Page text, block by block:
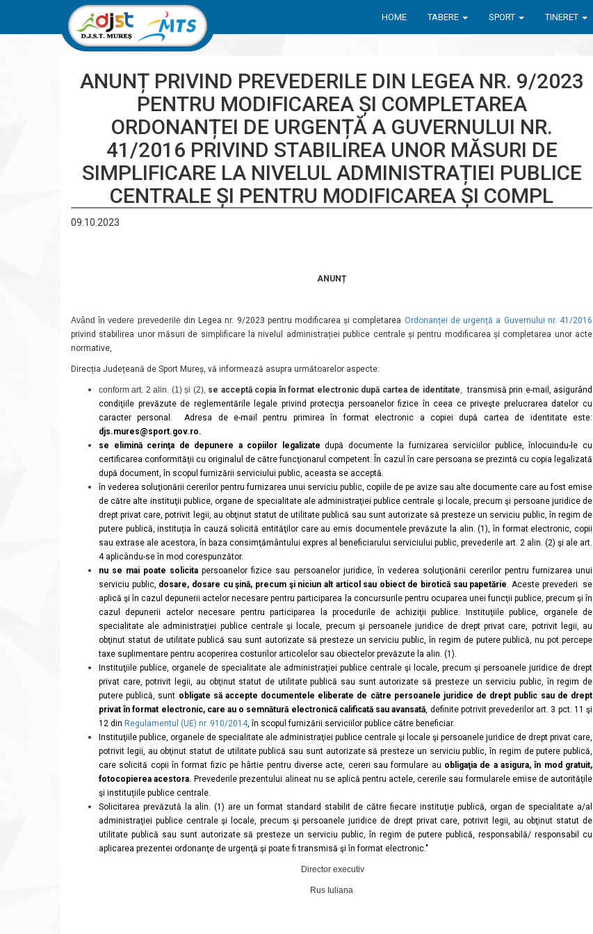
HOME TABERE SPORT TINERET
ANUNȚ PRIVIND PREVEDERILE DIN LEGEA NR. 9/2023
PENTRU MODIFICAREA ȘI COMPLETAREA
ORDONANȚEI DE URGENȚĂ A GUVERNULUI NR.
41/2016 PRIVIND STABILIREA UNOR MĂSURI DE
SIMPLIFICARE LA NIVELUL ADMINISTRAȚIEI PUBLICE
CENTRALE ȘI PENTRU MODIFICAREA ȘI COMPL
09.10.2023
ANUNȚ
Având în vedere prevederile din Legea nr. 9/2023 pentru modificarea și completarea Ordonanței de urgență a Guvernului nr. 41/2016
privind stabilirea unor măsuri de simplificare la nivelul administrației publice centrale și pentru modificarea și completarea unor acte
normative,
Direcția Județeană de Sport Mureș, vă informează asupra următoarelor aspecte:
conform art. 2 alin. (1) și (2), se acceptă copia în format electronic după cartea de identitate,transmisă prin e-mail, asigurând
condiţiile prevăzute de reglementările legale privind protecţia persoanelor fizice în ceea ce priveşte prelucrarea datelor cu
caracter personal.
Adresa de e-mail pentru primirea în format electronic a copiei după cartea de identitate este:
djs.mures@sport.gov.ro.
se elimină cerinţa de depunere a copiilor legalizate după documente la furnizarea serviciilor publice, înlocuindu-le cu
certificarea conformităţii cu originalul de către funcţionarul competent. În cazul în care persoana se prezintă cu copia legalizată
după document, în scopul furnizării serviciului public, aceasta se acceptă.
în vederea soluţionării cererilor pentru furnizarea unui serviciu public, copiile de pe avize sau alte documente care au fost emise
de către alte instituţii publice, organe de specialitate ale administraţiei publice centrale şi locale, precum şi persoane juridice de
drept privat care, potrivit legii, au obţinut statut de utilitate publică sau sunt autorizate să presteze un serviciu public, în regim de
putere publică, instituția în cauză solicită entităţilor care au emis documentele prevăzute la alin. (1), în format electronic, copii
sau extrase ale acestora, în baza consimţământului expres al beneficiarului serviciului public, prevederile art. 2 alin. (2) şi ale art.
4 aplicându-se în mod corespunzător.
nu se mai poate solicitapersoanelor fizice sau persoanelor juridice, în vederea soluţionării cererilor pentru furnizarea unui
serviciu public, dosare, dosare cu şină, precum şi niciun alt articol sau obiect de birotică sau papetărie. Aceste prevederi se
aplică şi în cazul depunerii actelor necesare pentru participarea la concursurile pentru ocuparea unei funcţii publice, precum şi în
cazul depunerii actelor necesare pentru participarea la procedurile de achiziţii publice. Instituţiile publice, organele de
specialitate ale administraţiei publice centrale şi locale, precum şi persoanele juridice de drept privat care, potrivit legii, au
obţinut statut de utilitate publică sau sunt autorizate să presteze un serviciu public, în regim de putere publică, nu pot percepe
taxe suplimentare pentru acoperirea costurilor articolelor sau obiectelor prevăzute la alin. (1).
Instituţiile publice, organele de specialitate ale administraţiei publice centrale şi locale, precum şi persoanele juridice de drept
privat care, potrivit legii, au obţinut statut de utilitate publică sau sunt autorizate să presteze un serviciu public, în regim de
putere publică, sunt obligate să accepte documentele eliberate de către persoanele juridice de drept public sau de drept
privat în format electronic, care au o semnătură electronică calificată sau avansată, definite potrivit prevederilor art. 3 pct. 11 şi
12 din Regulamentul (UE) nr. 910/2014, în scopul furnizării serviciilor publice către beneficiar.
Instituţiile publice, organele de specialitate ale administraţiei publice centrale şi locale şi persoanele juridice de drept privat care,
potrivit legii, au obţinut statut de utilitate publică sau sunt autorizate să presteze un serviciu public, în regim de putere publică,
care solicită copii în format fizic pe hârtie pentru diverse acte, cereri sau formulare au obligaţia de a asigura, în mod gratuit,
fotocopierea acestora. Prevederile prezentului alineat nu se aplică pentru actele, cererile sau formularele emise de autorităţile
şi instituţiile publice centrale.
Solicitarea prevăzută la alin. (1) are un format standard stabilit de către fiecare instituţie publică, organ de specialitate a/al
administraţiei publice centrale şi locale, precum şi persoanele juridice de drept privat care, potrivit legii, au obţinut statut de
utilitate publică sau sunt autorizate să presteze un serviciu public, în regim de putere publică, responsabilă/ responsabil cu
aplicarea prezentei ordonanţe de urgenţă şi poate fi transmisă şi în format electronic."
Director executiv
Rus Iuliana